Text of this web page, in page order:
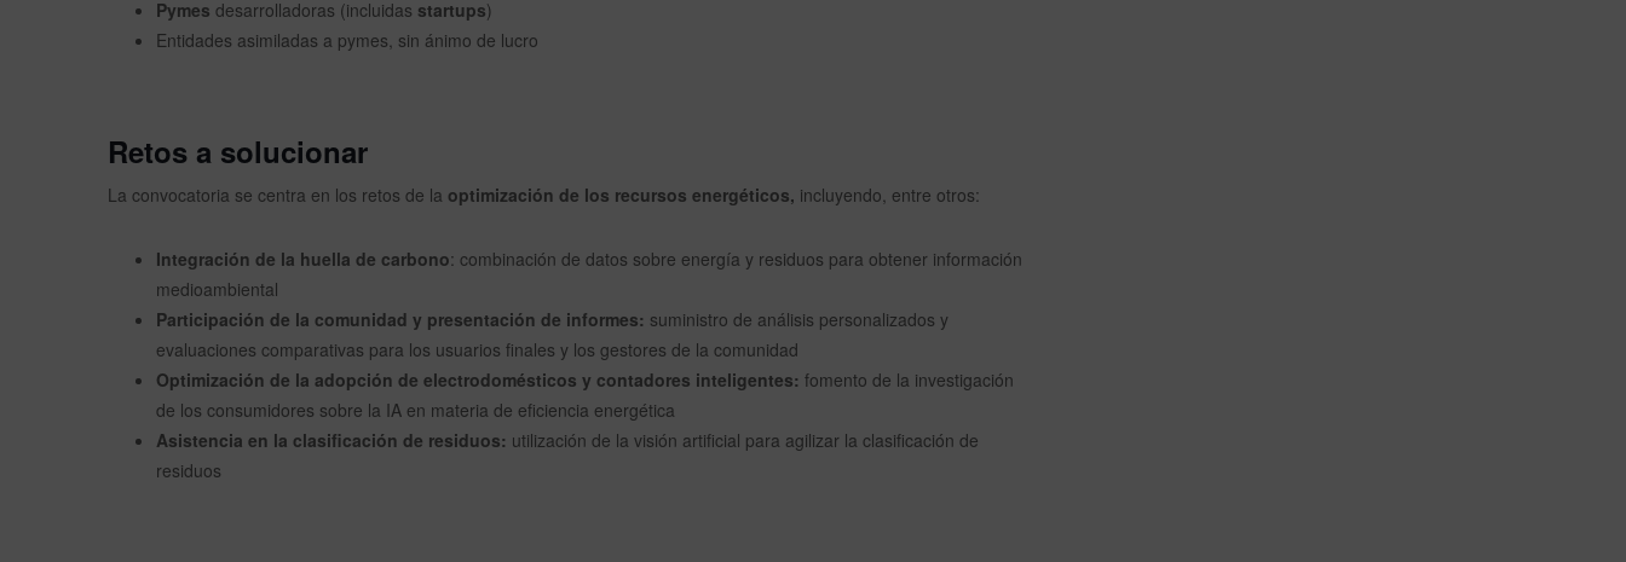
Pymes desarrolladoras (incluidas startups)
Entidades asimiladas a pymes, sin ánimo de lucro
Retos a solucionar
La convocatoria se centra en los retos de la optimización de los recursos energéticos, incluyendo, entre otros:
Integración de la huella de carbono: combinación de datos sobre energía y residuos para obtener información
medioambiental
Participación de la comunidad y presentación de informes: suministro de análisis personalizados y
evaluaciones comparativas para los usuarios finales y los gestores de la comunidad
Optimización de la adopción de electrodomésticos y contadores inteligentes: fomento de la investigación
de los consumidores sobre la IA en materia de eficiencia energética
Asistencia en la clasificación de residuos: utilización de la visión artificial para agilizar la clasificación de
residuos